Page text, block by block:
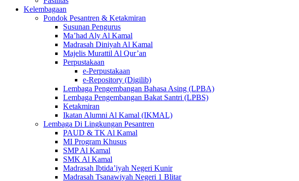
Kelembagaan
Pondok Pesantren & Ketakmiran
Susunan Pengurus
Ma’had Aly Al Kamal
Madrasah Diniyah Al Kamal
Majelis Murattil Al Qur’an
Perpustakaan
e-Perpustakaan
e-Repository (Digilib)
Lembaga Pengembangan Bahasa Asing (LPBA)
Lembaga Pengembangan Bakat Santri (LPBS)
Ketakmiran
Ikatan Alumni Al Kamal (IKMAL)
Lembaga Di Lingkungan Pesantren
PAUD & TK Al Kamal
MI Program Khusus
SMP Al Kamal
SMK Al Kamal
Madrasah Ibtida’iyah Negeri Kunir
Madrasah Tsanawiyah Negeri 1 Blitar